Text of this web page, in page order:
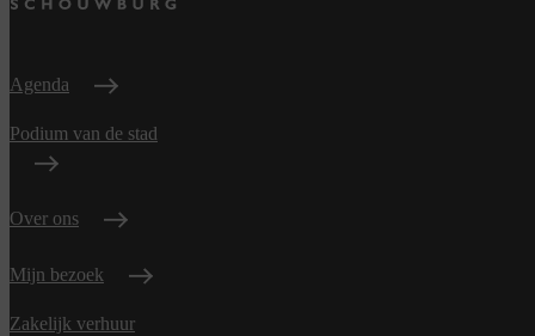
Agenda
Podium van de stad
Over ons
Mijn bezoek
Zakelijk verhuur